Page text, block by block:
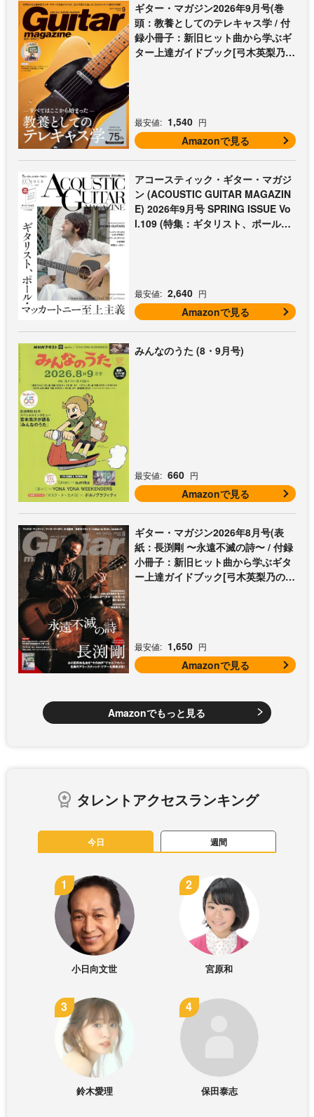
ギター・マガジン2026年9月号(巻
頭：教養としてのテレキャス学 / 付
録小冊子：新旧ヒット曲から学ぶギ
ター上達ガイドブック[弓木英梨乃の
最安値: 1,540 円
Amazonで見る
アコースティック・ギター・マガジ
ン (ACOUSTIC GUITAR MAGAZIN
E) 2026年9月号 SPRING ISSUE Vo
l.109 (特集：ギタリスト、ポール・
最安値: 2,640 円
Amazonで見る
みんなのうた (8・9月号)
最安値: 660 円
Amazonで見る
ギター・マガジン2026年8月号(表
紙：長渕剛 〜永遠不滅の詩〜 / 付録
小冊子：新旧ヒット曲から学ぶギタ
ー上達ガイドブック[弓木英梨乃の放
最安値: 1,650 円
Amazonで見る
Amazonでもっと見る
タレントアクセスランキング
今日 週間
小日向文世 宮原和
鈴木愛理 保田泰志